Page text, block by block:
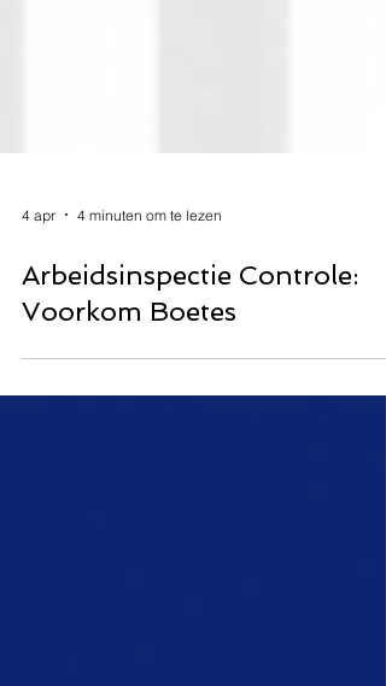
4 apr 4 minuten om te lezen
Arbeidsinspectie Controle:
Voorkom Boetes